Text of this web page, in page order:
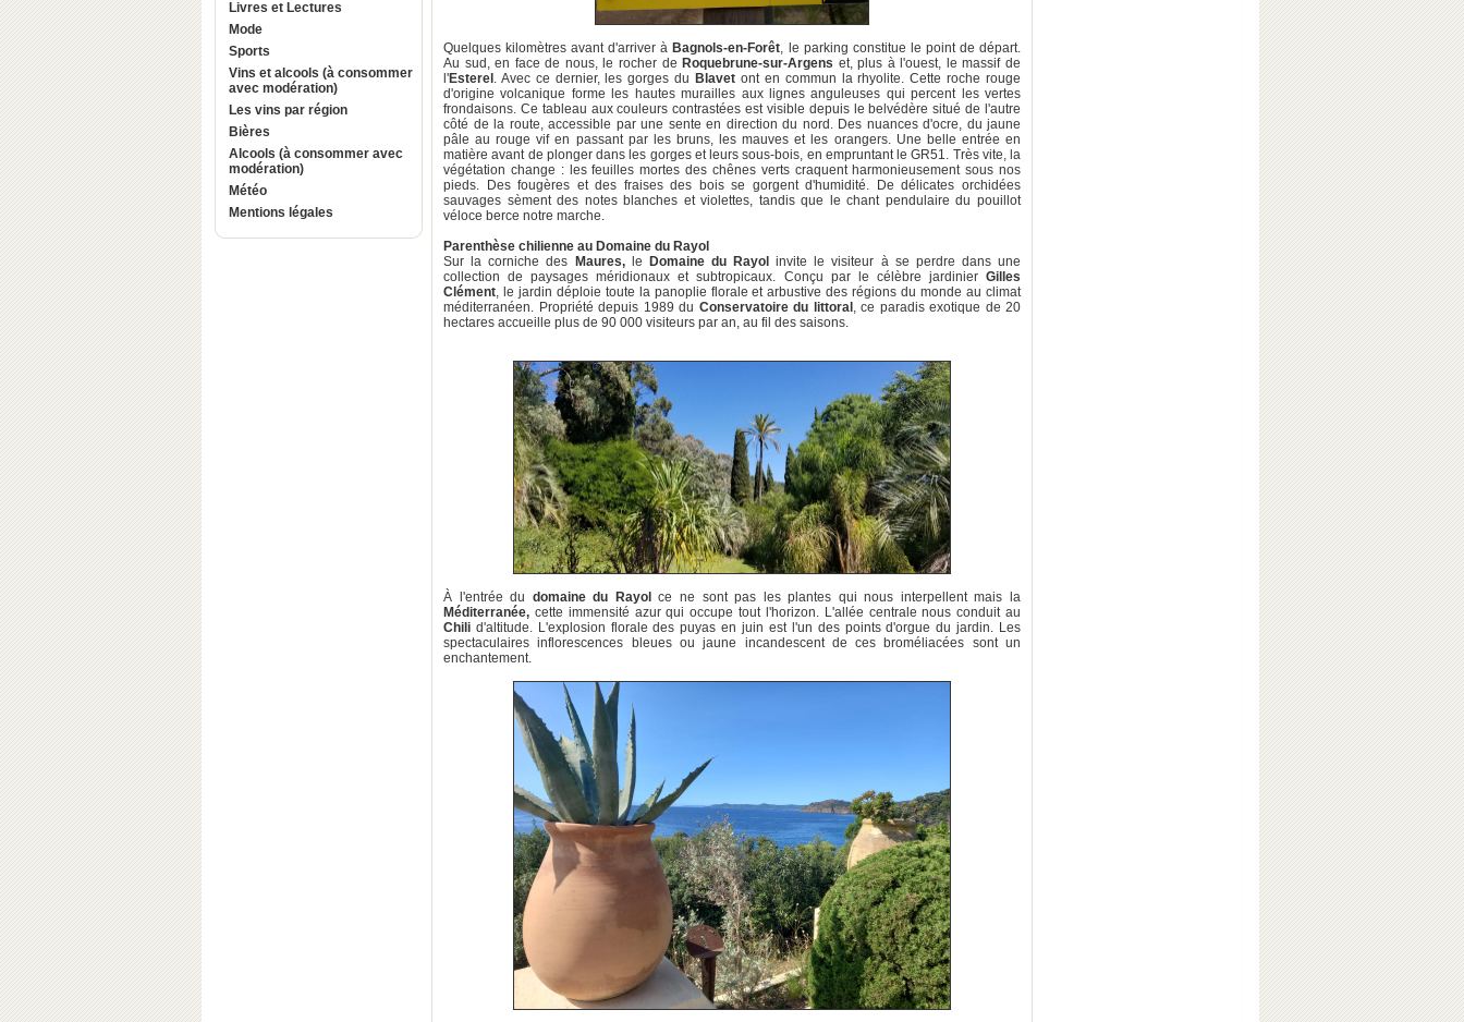
Livres et Lectures
Mode
Sports
Vins et alcools (à consommer
avec modération)
Les vins par région
Bières
Alcools (à consommer avec
modération)
Météo
Mentions légales
Quelques kilomètres avant d'arriver à Bagnols-en-Forêt, le parking constitue le point de départ.
Au sud, en face de nous, le rocher de Roquebrune-sur-Argens et, plus à l'ouest, le massif de
l'Esterel . Avec ce dernier, les gorges du Blavet ont en commun la rhyolite. Cette roche rouge
d'origine volcanique forme les hautes murailles aux lignes anguleuses qui percent les vertes
frondaisons. Ce tableau aux couleurs contrastées est visible depuis le belvédère situé de l'autre
côté de la route, accessible par une sente en direction du nord. Des nuances d'ocre, du jaune
pâle au rouge vif en passant par les bruns, les mauves et les orangers. Une belle entrée en
matière avant de plonger dans les gorges et leurs sous-bois, en empruntant le GR51. Très vite, la
végétation change : les feuilles mortes des chênes verts craquent harmonieusement sous nos
pieds. Des fougères et des fraises des bois se gorgent d'humidité. De délicates orchidées
sauvages sèment des notes blanches et violettes, tandis que le chant pendulaire du pouillot
véloce berce notre marche.
Parenthèse chilienne au Domaine du Rayol
Sur la corniche des
Maures, le Domaine du Rayol
invite le visiteur à se perdre dans une
collection de paysages méridionaux et subtropicaux. Conçu par le célèbre jardinier Gilles
Clément, le jardin déploie toute la panoplie florale et arbustive des régions du monde au climat
méditerranéen. Propriété depuis 1989 du Conservatoire du littoral , ce paradis exotique de 20
hectares accueille plus de 90 000 visiteurs par an, au fil des saisons.
À l'entrée du domaine du Rayol
ce ne sont pas les plantes qui nous interpellent mais la
Méditerranée, cette immensité azur qui occupe tout l'horizon. L'allée centrale nous conduit au
Chili d'altitude. L'explosion florale des puyas en juin est l'un des points d'orgue du jardin. Les
spectaculaires inflorescences bleues ou jaune incandescent de ces broméliacées sont un
enchantement.